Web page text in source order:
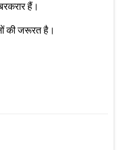
हैं।
की जरूरत है।